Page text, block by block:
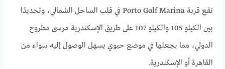
تقع قرية Porto Golf Marina في قلب الساحل الشمالي، وتحديدًا
بين الكيلو 105 والكيلو 107 على طريق الإسكندرية مرسى مطروح
الدولي، مما يجعلها في موضع حيوي يسهل الوصول إليه سواء من
القاهرة أو الإسكندرية.